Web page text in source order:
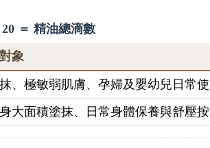
＝ 精油總滴數
象
、極敏弱肌膚、孕婦及嬰幼兒日常使
大面積塗抹、日常身體保養與舒壓按